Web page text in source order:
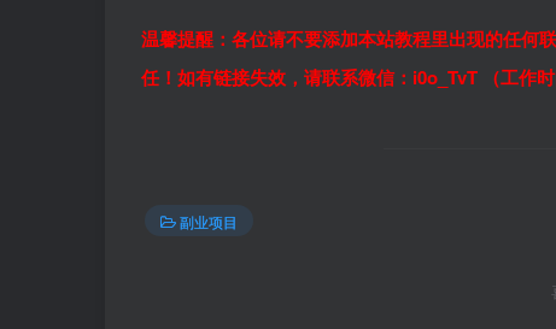
温馨提醒：各位请不要添加本站教程里出现的任何
任！如有链接失效，请联系微信：i0o_TvT （工作时
副业项目